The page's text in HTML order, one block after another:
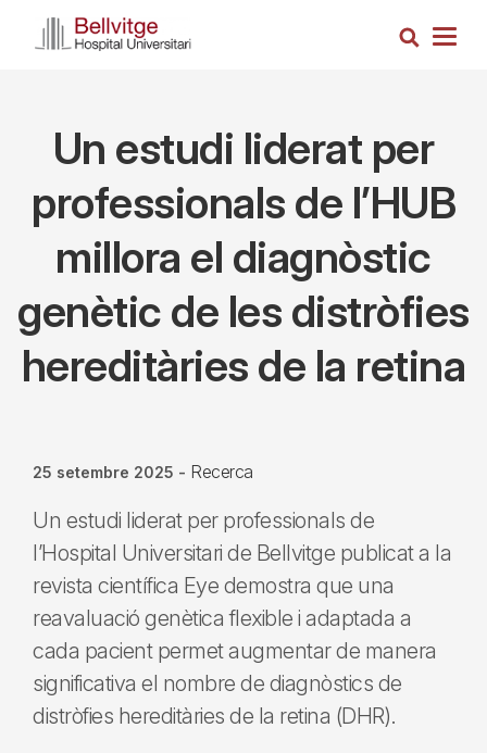
Cerca
Un estudi liderat per
professionals de l’HUB
millora el diagnòstic
genètic de les distròfies
hereditàries de la retina
25 setembre 2025 - Recerca
Un estudi liderat per professionals de
l’Hospital Universitari de Bellvitge publicat a la
revista científica Eye demostra que una
reavaluació genètica flexible i adaptada a
cada pacient permet augmentar de manera
significativa el nombre de diagnòstics de
distròfies hereditàries de la retina (DHR).